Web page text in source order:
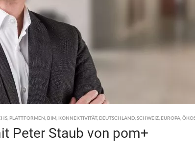
PLATTFORMEN BIM KONNEKTIVITÄT, DEUTSCHLAND SCHWEIZ EUROPA
Peter Staub von pom+